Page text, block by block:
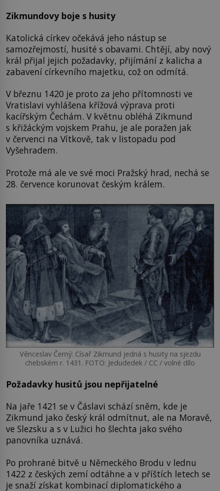
Zikmundovy boje s husity
Katolická církev očekává jeho nástup se
samozřejmostí, husité s obavami. Chtějí, aby nový
král přijal jejich požadavky, přijímání z kalicha a
zabavení církevního majetku, což on odmítá.
V březnu 1420 je proto za jeho přítomnosti ve
Vratislavi vyhlášena křížová výprava proti
kacířským Čechám. V květnu obléhá Zikmund
s křižáckým vojskem Prahu, je ale poražen jak
v červenci na Vítkově, tak v listopadu pod
Vyšehradem.
Protože má ale ve své moci Pražský hrad, nechá se
28. července korunovat českým králem.
Věnceslav Černý: Císař Zikmund jedná s husity na sjezdu
chebském r. 1431. FOTO: Jedudedek / CC / volné dílo
Požadavky husitů jsou nepřijatelné
Na jaře 1421 se v Čáslavi schází sněm, kde je
Zikmund jako český král odmítnut, ale na Moravě,
ve Slezsku a s v Lužici ho šlechta jako svého
panovníka uznává.
Po prohrané bitvě u Německého Brodu v lednu
1422 z českých zemí odtáhne a v příštích letech se
je snaží získat kombinací diplomatického a